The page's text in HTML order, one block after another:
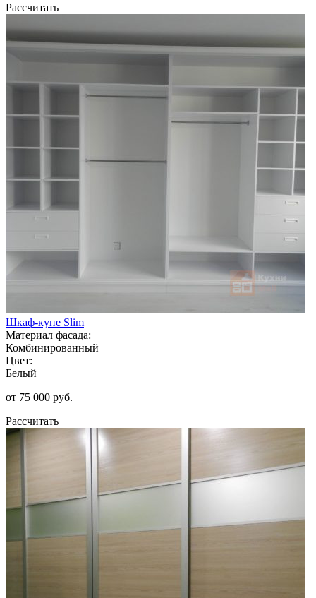
Рассчитать
Шкаф-купе Slim
Материал фасада:
Комбинированный
Цвет:
Белый
от 75 000 руб.
Рассчитать